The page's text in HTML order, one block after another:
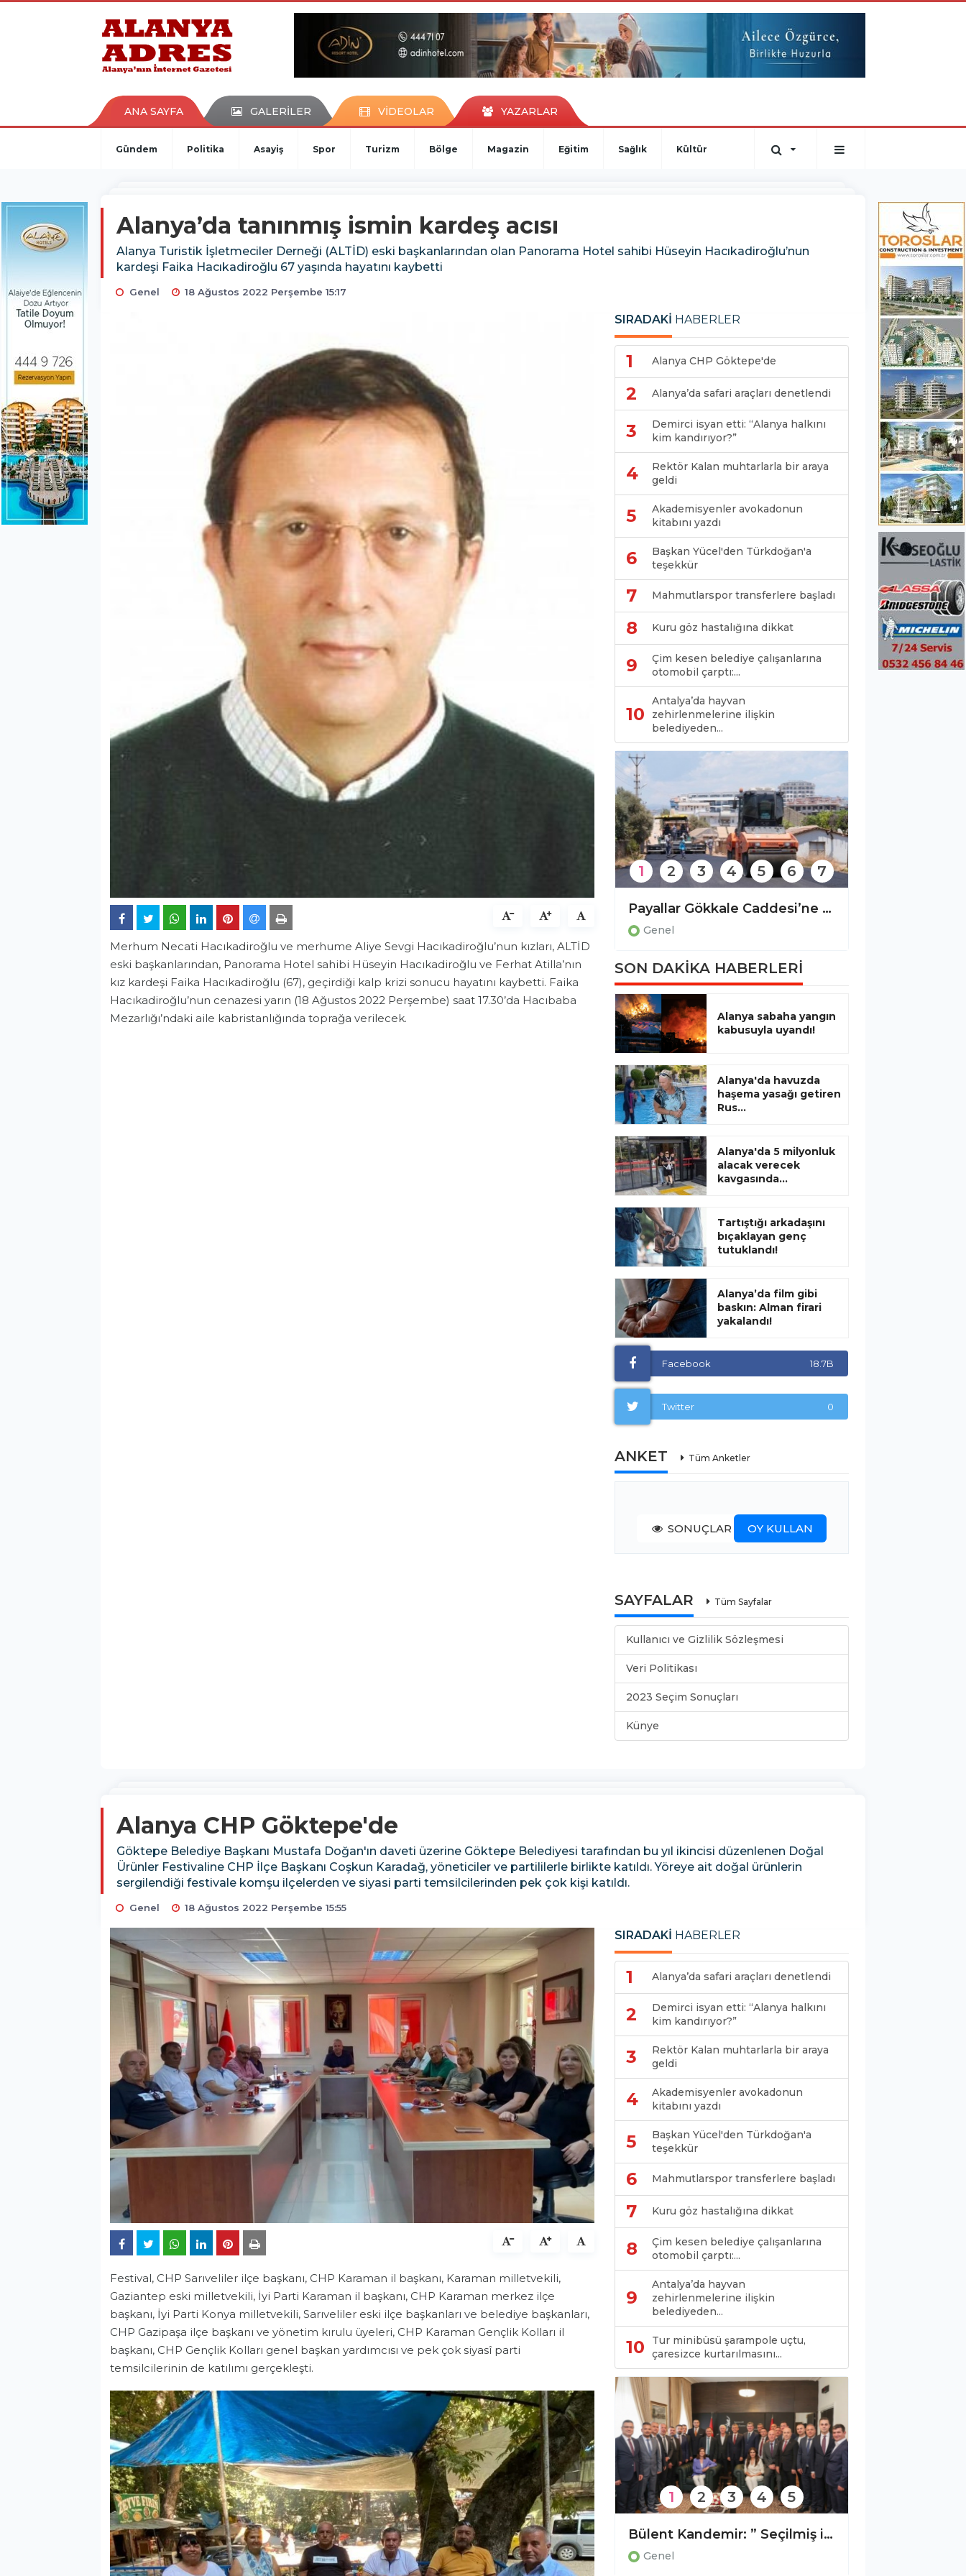
kaçak bahis
porno izle
ANA SAYFA GALERİLER VİDEOLAR YAZARLAR
Gündem Politika Asayiş Spor Turizm Bölge Magazin Eğitim Sağlık Kültür
Alanya’da tanınmış ismin kardeş acısı
Alanya Turistik İşletmeciler Derneği (ALTİD) eski başkanlarından olan Panorama Hotel sahibi Hüseyin Hacıkadiroğlu’nun
kardeşi Faika Hacıkadiroğlu 67 yaşında hayatını kaybetti
Genel 18 Ağustos 2022 Perşembe 15:17
Merhum Necati Hacıkadiroğlu ve merhume Aliye Sevgi Hacıkadiroğlu’nun kızları, ALTİD
eski başkanlarından, Panorama Hotel sahibi Hüseyin Hacıkadiroğlu ve Ferhat Atilla’nın
kız kardeşi Faika Hacıkadiroğlu (67), geçirdiği kalp krizi sonucu hayatını kaybetti. Faika
Hacıkadiroğlu’nun cenazesi yarın (18 Ağustos 2022 Perşembe) saat 17.30’da Hacıbaba
Mezarlığı’ndaki aile kabristanlığında toprağa verilecek.
SIRADAKİ HABERLER
1 Alanya CHP Göktepe'de
2 Alanya’da safari araçları denetlendi
3
Demirci isyan etti: “Alanya halkını
kim kandırıyor?”
4
Rektör Kalan muhtarlarla bir araya
geldi
5
Akademisyenler avokadonun
kitabını yazdı
6
Başkan Yücel'den Türkdoğan'a
teşekkür
7 Mahmutlarspor transferlere başladı
8 Kuru göz hastalığına dikkat
9
Çim kesen belediye çalışanlarına
otomobil çarptı:...
10
Antalya’da hayvan
zehirlenmelerine ilişkin
belediyeden...
Bülent Kandemir: ” Seçilmiş iradeye gölge düşürülemez.”
Genel
1 2 3 4 5 6 7
SON DAKİKA HABERLERİ
Alanya sabaha yangın
kabusuyla uyandı!
Alanya'da havuzda
haşema yasağı getiren
Rus...
Alanya'da 5 milyonluk
alacak verecek
kavgasında...
Tartıştığı arkadaşını
bıçaklayan genç
tutuklandı!
Alanya’da film gibi
baskın: Alman firari
yakalandı!
Facebook 18.7B
Twitter 0
ANKET Tüm Anketler
SONUÇLAR OY KULLAN
SAYFALAR Tüm Sayfalar
Kullanıcı ve Gizlilik Sözleşmesi
Veri Politikası
2023 Seçim Sonuçları
Künye
Alanya CHP Göktepe'de
Göktepe Belediye Başkanı Mustafa Doğan'ın daveti üzerine Göktepe Belediyesi tarafından bu yıl ikincisi düzenlenen Doğal
Ürünler Festivaline CHP İlçe Başkanı Coşkun Karadağ, yöneticiler ve partililerle birlikte katıldı. Yöreye ait doğal ürünlerin
sergilendiği festivale komşu ilçelerden ve siyasi parti temsilcilerinden pek çok kişi katıldı.
Genel 18 Ağustos 2022 Perşembe 15:55
Festival, CHP Sarıveliler ilçe başkanı, CHP Karaman il başkanı, Karaman milletvekili,
Gaziantep eski milletvekili, İyi Parti Karaman il başkanı, CHP Karaman merkez ilçe
başkanı, İyi Parti Konya milletvekili, Sarıveliler eski ilçe başkanları ve belediye başkanları,
CHP Gazipaşa ilçe başkanı ve yönetim kırulu üyeleri, CHP Karaman Gençlik Kolları il
başkanı, CHP Gençlik Kolları genel başkan yardımcısı ve pek çok siyasî parti
temsilcilerinin de katılımı gerçekleşti.
SIRADAKİ HABERLER
1 Alanya’da safari araçları denetlendi
2
Demirci isyan etti: “Alanya halkını
kim kandırıyor?”
3
Rektör Kalan muhtarlarla bir araya
geldi
4
Akademisyenler avokadonun
kitabını yazdı
5
Başkan Yücel'den Türkdoğan'a
teşekkür
6 Mahmutlarspor transferlere başladı
7 Kuru göz hastalığına dikkat
8
Çim kesen belediye çalışanlarına
otomobil çarptı:...
9
Antalya’da hayvan
zehirlenmelerine ilişkin
belediyeden...
10
Tur minibüsü şarampole uçtu,
çaresizce kurtarılmasını...
Bülent Kandemir: ” Seçilmiş iradeye gölge düşürülemez.”
Genel
Payallar Gökkale Caddesi’ne sıcak asfalt
Genel
1 2 3 4 5